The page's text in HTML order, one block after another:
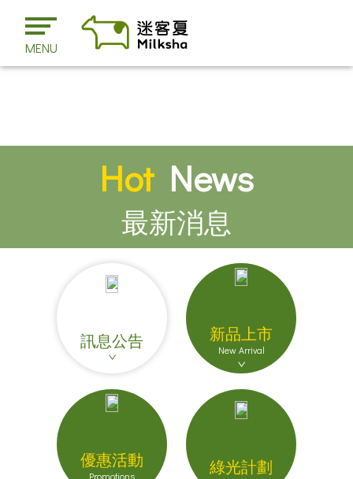
MENU
HotNews
最新消息
訊息公告 新品上市
New Arrival
優惠活動
Promotions 綠光計劃